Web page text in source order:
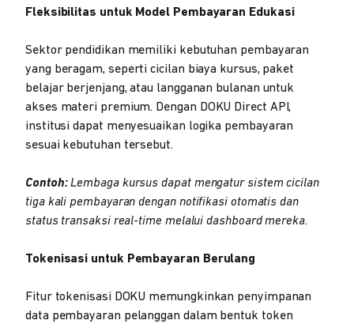
Fleksibilitas untuk Model Pembayaran Edukasi
Sektor pendidikan memiliki kebutuhan pembayaran
yang beragam, seperti cicilan biaya kursus, paket
belajar berjenjang, atau langganan bulanan untuk
akses materi premium. Dengan DOKU Direct API,
institusi dapat menyesuaikan logika pembayaran
sesuai kebutuhan tersebut.
Contoh:Lembaga kursus dapat mengatur sistem cicilan
tiga kali pembayaran dengan notifikasi otomatis dan
status transaksi real-time melalui dashboard mereka.
Tokenisasi untuk Pembayaran Berulang
Fitur tokenisasi DOKU memungkinkan penyimpanan
data pembayaran pelanggan dalam bentuk token